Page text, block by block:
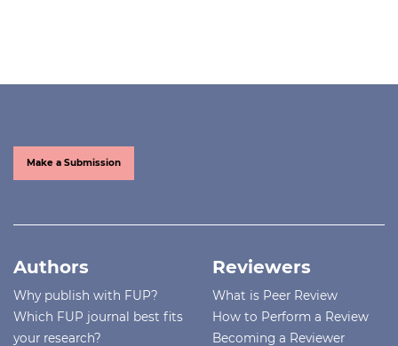
Make a Submission
Authors
Why publish with FUP?
Which FUP journal best fits
your research?
Reviewers
What is Peer Review
How to Perform a Review
Becoming a Reviewer